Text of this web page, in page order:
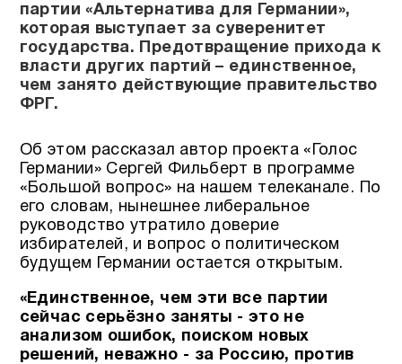
партии «Альтернатива для Германии»,
которая выступает за суверенитет
государства. Предотвращение прихода к
власти других партий – единственное,
чем занято действующие правительство
ФРГ.
Об этом рассказал автор проекта «Голос
Германии» Сергей Фильберт в программе
«Большой вопрос» на нашем телеканале. По
его словам, нынешнее либеральное
руководство утратило доверие
избирателей, и вопрос о политическом
будущем Германии остается открытым.
«Единственное, чем эти все партии
сейчас серьёзно заняты - это не
анализом ошибок, поиском новых
решений, неважно - за Россию, против